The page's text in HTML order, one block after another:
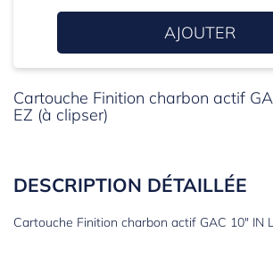
AJOUTER
Cartouche Finition charbon actif
EZ (à clipser)
DESCRIPTION DÉTAILLÉE
Cartouche Finition charbon actif GAC 10" IN